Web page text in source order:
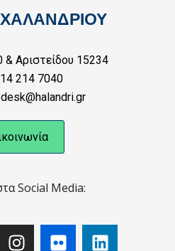
& Αριστείδου 15234
214 7040
Social Media: